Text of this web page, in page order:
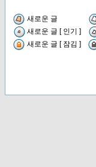
새로운 글
새로운 글 [ 인기 ]
새로운 글 [ 잠김 ]